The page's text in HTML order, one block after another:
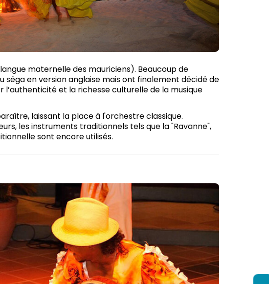
maternelle des mauriciens). Beaucoup de
en version anglaise mais ont finalement décidé de
et la richesse culturelle de la musique
laissant la place à l'orchestre classique.
les instruments traditionnels tels que la "Ravanne",
sont encore utilisés.